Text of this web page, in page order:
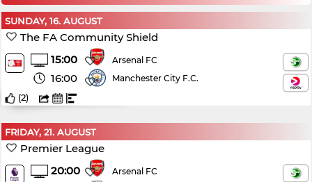
SUNDAY, 16. AUGUST
The FA Community Shield
15:00
16:00
Arsenal FC
Manchester City F.C.
(2)
FRIDAY, 21. AUGUST
Premier League
20:00
Arsenal FC